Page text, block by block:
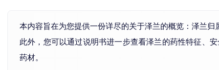
本内容旨在为您提供一份详尽的关于泽兰的概览：泽兰
此外，您可以通过说明书进一步查看泽兰的药性特征、
药材。